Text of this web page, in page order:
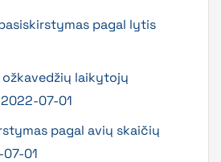
pagal lytis
ožkavedžių laikytojų
07-01
pagal avių skaičių
01